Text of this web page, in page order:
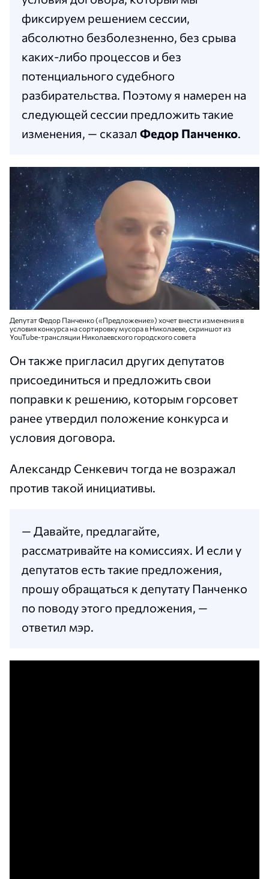
фиксируем решением сессии,
абсолютно безболезненно, без срыва
каких-либо процессов и без
потенциального судебного
разбирательства. Поэтому я намерен на
следующей сессии предложить такие
изменения, — сказал Федор Панченко.
Депутат Федор Панченко («Предложение») хочет внести изменения в
условия конкурса на сортировку мусора в Николаеве, скриншот из
YouTube-трансляции Николаевского городского совета
Он также пригласил других депутатов
присоединиться и предложить свои
поправки к решению, которым горсовет
ранее утвердил положение конкурса и
условия договора.
Александр Сенкевич тогда не возражал
против такой инициативы.
— Давайте, предлагайте,
рассматривайте на комиссиях. И если у
депутатов есть такие предложения,
прошу обращаться к депутату Панченко
по поводу этого предложения, —
ответил мэр.